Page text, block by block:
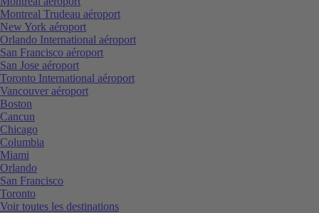
Montreal Trudeau aéroport
New York aéroport
Orlando International aéroport
San Francisco aéroport
San Jose aéroport
Toronto International aéroport
Vancouver aéroport
Boston
Cancun
Chicago
Columbia
Miami
Orlando
San Francisco
Toronto
Voir toutes les destinations